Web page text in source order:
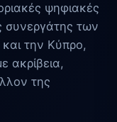
ψηφιακές
συνεργάτης των
την Κύπρο,
ακρίβεια,
της